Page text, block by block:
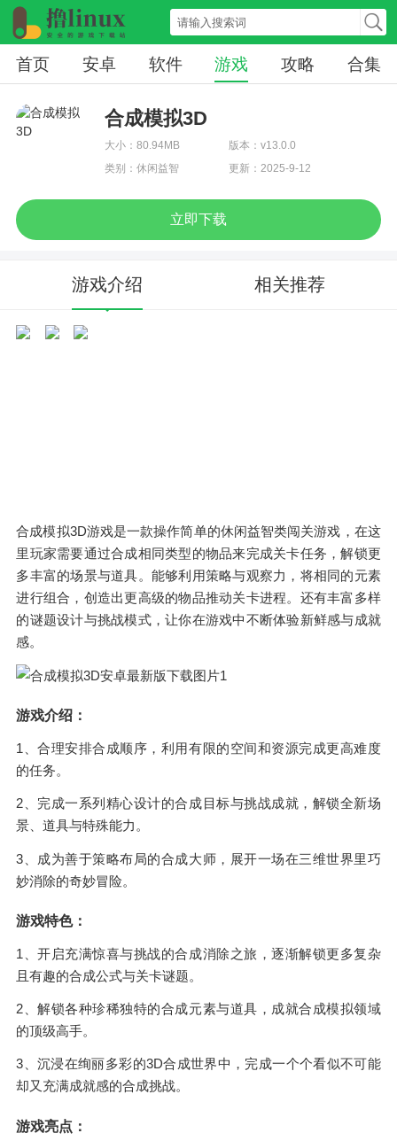
首页 安卓 软件 游戏 攻略 合集
合成模拟3D
大小：80.94MB
版本：v13.0.0
类别：休闲益智
更新：2025-9-12
立即下载
游戏介绍 相关推荐
合成模拟3D游戏是一款操作简单的休闲益智类闯关游戏，在这
里玩家需要通过合成相同类型的物品来完成关卡任务，解锁更
多丰富的场景与道具。能够利用策略与观察力，将相同的元素
进行组合，创造出更高级的物品推动关卡进程。还有丰富多样
的谜题设计与挑战模式，让你在游戏中不断体验新鲜感与成就
感。
游戏介绍：
1、合理安排合成顺序，利用有限的空间和资源完成更高难度
的任务。
2、完成一系列精心设计的合成目标与挑战成就，解锁全新场
景、道具与特殊能力。
3、成为善于策略布局的合成大师，展开一场在三维世界里巧
妙消除的奇妙冒险。
游戏特色：
1、开启充满惊喜与挑战的合成消除之旅，逐渐解锁更多复杂
且有趣的合成公式与关卡谜题。
2、解锁各种珍稀独特的合成元素与道具，成就合成模拟领域
的顶级高手。
3、沉浸在绚丽多彩的3D合成世界中，完成一个个看似不可能
却又充满成就感的合成挑战。
游戏亮点：